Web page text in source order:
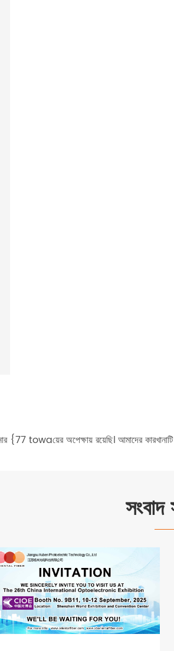
{77 towaয়ের অপেক্ষায় রয়েছি। আমাদের
সংবাদ